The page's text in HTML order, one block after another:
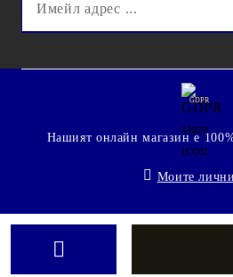
GDPR
Нашият онлайн магазин е
Моите